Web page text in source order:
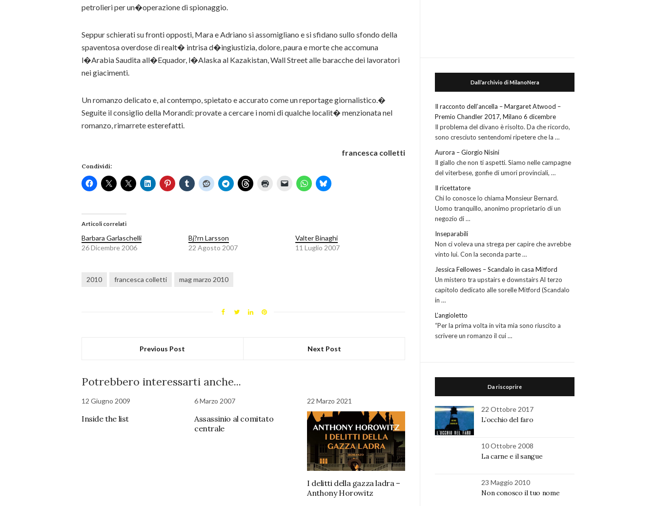
petrolieri per un�operazione di spionaggio.
Seppur schierati su fronti opposti, Mara e Adriano si assomigliano e si sfidano sullo sfondo della
spaventosa overdose di realt� intrisa d�ingiustizia, dolore, paura e morte che accomuna
l�Arabia Saudita all�Equador, l�Alaska al Kazakistan, Wall Street alle baracche dei lavoratori
nei giacimenti.
Un romanzo delicato e, al contempo, spietato e accurato come un reportage giornalistico.�
Seguite il consiglio della Morandi: provate a cercare i nomi di qualche localit� menzionata nel
romanzo, rimarrete esterefatti.
francesca colletti
Condividi:
Articoli correlati
Barbara Garlaschelli
26 Dicembre 2006
Bj?rn Larsson
22 Agosto 2007
Valter Binaghi
11 Luglio 2007
2010 francesca colletti mag marzo 2010
Previous Post Next Post
Potrebbero interessarti anche...
12 Giugno 2009
Inside the list
6 Marzo 2007
Assassinio al comitato
centrale
22 Marzo 2021
I delitti della gazza ladra –
Anthony Horowitz
Dall’archivio di MilanoNera
Il racconto dell’ancella – Margaret Atwood –
Premio Chandler 2017, Milano 6 dicembre
Il problema del divano è risolto. Da che ricordo,
sono cresciuto sentendomi ripetere che la …
Aurora – Giorgio Nisini
Il giallo che non ti aspetti. Siamo nelle campagne
del viterbese, gonfie di umori provinciali, …
Il ricettatore
Chi lo conosce lo chiama Monsieur Bernard.
Uomo tranquillo, anonimo proprietario di un
negozio di …
Inseparabili
Non ci voleva una strega per capire che avrebbe
vinto lui. Con la seconda parte …
Jessica Fellowes – Scandalo in casa Mitford
Un mistero tra upstairs e downstairs Al terzo
capitolo dedicato alle sorelle Mitford (Scandalo
in …
L’angioletto
“Per la prima volta in vita mia sono riuscito a
scrivere un romanzo il cui …
Da riscoprire
22 Ottobre 2017
L’occhio del faro
10 Ottobre 2008
La carne e il sangue
23 Maggio 2010
Non conosco il tuo nome